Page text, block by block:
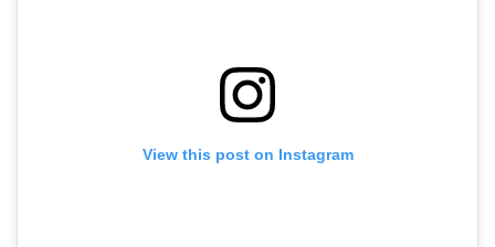
View this post on Instagram